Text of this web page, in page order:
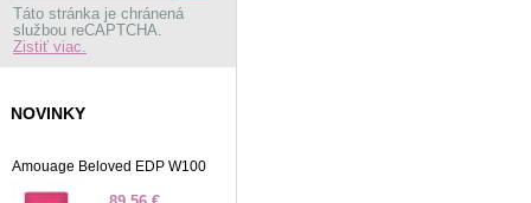
Táto stránka je chránená
službou reCAPTCHA.
Zistiť viac.
NOVINKY
Amouage Beloved EDP W100